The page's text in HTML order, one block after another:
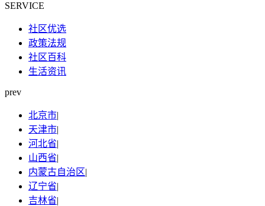
SERVICE
社区优选
政策法规
社区百科
生活资讯
prev
北京市|
天津市|
河北省|
山西省|
内蒙古自治区|
辽宁省|
吉林省|